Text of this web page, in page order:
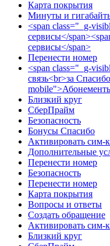
Карта покрытия
Минуты и
<span class="_g-
сервисы</
сервисы</span>
Перенести номер
<span class="_g-
связь<br>за
Близкий круг
СберПрайм
Безопасность
Бонусы Спасибо
Активировать сим-
Дополнительные
Перенести номер
Безопасность
Перенести номер
Карта покрытия
Вопросы и ответы
Создать обращение
Активировать сим-
Близкий круг